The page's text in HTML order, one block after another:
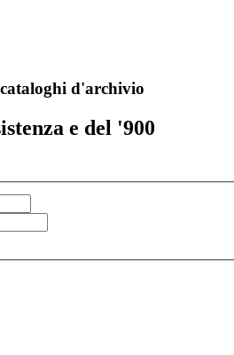
d'archivio
e del '900